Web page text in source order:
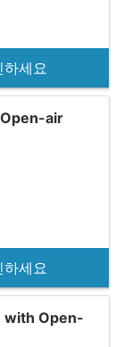
세요
air
세요
with Open-